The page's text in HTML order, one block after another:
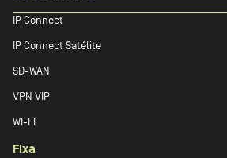
IP Connect
IP Connect Satélite
SD-WAN
VPN VIP
WI-FI
Fixa